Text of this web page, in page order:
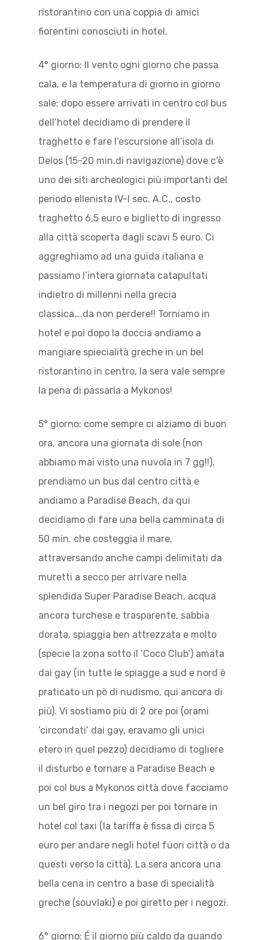
ristorantino con una coppia di amici
fiorentini conosciuti in hotel.
4° giorno: Il vento ogni giorno che passa
cala, e la temperatura di giorno in giorno
sale; dopo essere arrivati in centro col bus
dell’hotel decidiamo di prendere il
traghetto e fare l’escursione all’isola di
Delos (15-20 min.di navigazione) dove c’è
uno dei siti archeologici più importanti del
periodo ellenista IV-I sec. A.C., costo
traghetto 6,5 euro e biglietto di ingresso
alla città scoperta dagli scavi 5 euro. Ci
aggreghiamo ad una guida italiana e
passiamo l’intera giornata catapultati
indietro di millenni nella grecia
classica….da non perdere!! Torniamo in
hotel e poi dopo la doccia andiamo a
mangiare spiecialità greche in un bel
ristorantino in centro, la sera vale sempre
la pena di passarla a Mykonos!
5° giorno: come sempre ci alziamo di buon
ora, ancora una giornata di sole (non
abbiamo mai visto una nuvola in 7 gg!!),
prendiamo un bus dal centro città e
andiamo a Paradise Beach, da qui
decidiamo di fare una bella camminata di
50 min. che costeggia il mare,
attraversando anche campi delimitati da
muretti a secco per arrivare nella
splendida Super Paradise Beach, acqua
ancora turchese e trasparente, sabbia
dorata, spiaggia ben attrezzata e molto
(specie la zona sotto il ‘Coco Club’) amata
dai gay (in tutte le spiagge a sud e nord è
praticato un pò di nudismo, qui ancora di
più). Vi sostiamo più di 2 ore poi (orami
‘circondati’ dai gay, eravamo gli unici
etero in quel pezzo) decidiamo di togliere
il disturbo e tornare a Paradise Beach e
poi col bus a Mykonos città dove facciamo
un bel giro tra i negozi per poi tornare in
hotel col taxi (la tariffa è fissa di circa 5
euro per andare negli hotel fuori città o da
questi verso la città). La sera ancora una
bella cena in centro a base di specialità
greche (souvlaki) e poi giretto per i negozi.
6° giorno: É il giorno più caldo da quando